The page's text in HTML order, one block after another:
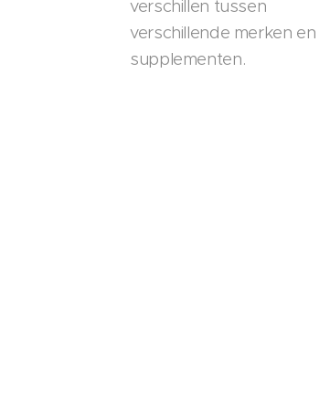
verschillen tussen
verschillende merken en
supplementen.